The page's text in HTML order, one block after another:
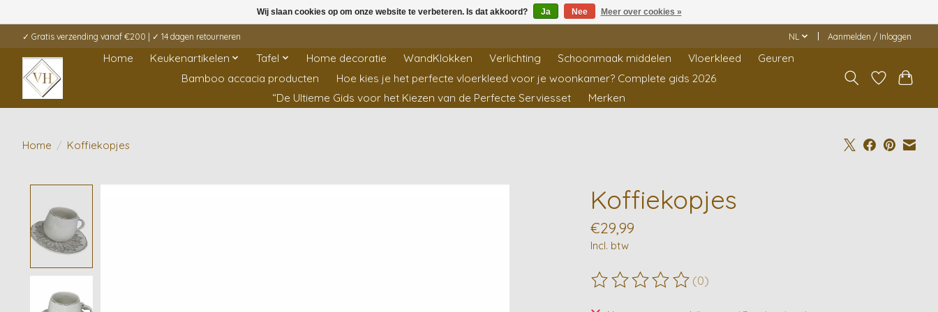
✓ Gratis verzending vanaf €200 | ✓ 14 dagen retourneren NL Aanmelden / Inloggen
Home Keukenartikelen Tafel Home decoratie WandKlokken Verlichting Schoonmaak middelen Vloerkleed
Geuren
Bamboo accacia producten
Hoe kies je het perfecte vloerkleed voor je woonkamer? Complete gids 2026
“De Ultieme Gids voor het Kiezen van de Perfecte Serviesset
Merken
Home / Koffiekopjes
Koffiekopjes
€29,99
Incl. btw
De beoordeling van dit product is
(0)
Wij slaan cookies op om onze website te verbeteren. Is dat akkoord? Ja Nee Meer over cookies »